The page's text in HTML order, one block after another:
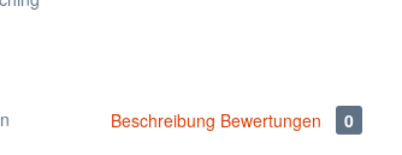
Beschreibung Bewertungen 0